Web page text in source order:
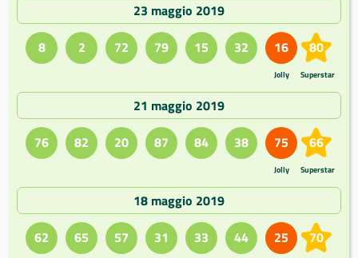
23 maggio 2019
8
2 72 79 15 32 16
Jolly
80
Superstar
21 maggio 2019
76
82 20 87 84 38 75
Jolly
66
Superstar
18 maggio 2019
62
65 57 31 33 44 25 70